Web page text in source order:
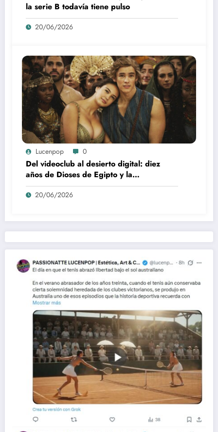
la serie B todavía tiene pulso
20/06/2026
Lucenpop 0
Del videoclub al desierto digital: diez
años de Dioses de Egipto y la
desaparición del blockbuster sin
complejos
20/06/2026